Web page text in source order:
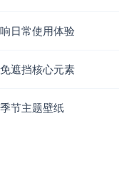
日常使用体验
遮挡核心元素
节主题壁纸